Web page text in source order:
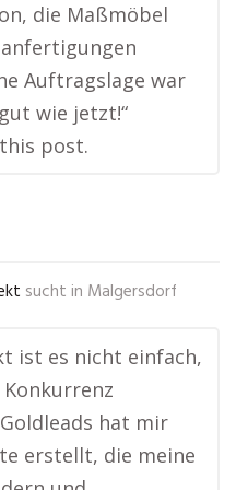
die Maßmöbel
Auftragslage war
wie jetzt!“
post.
sucht in Malgersdorf
ist es nicht einfach,
hat mir
erstellt, die meine